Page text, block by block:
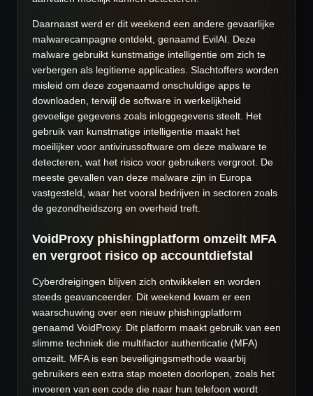
Daarnaast werd er dit weekend een andere gevaarlijke
malwarecampagne ontdekt, genaamd EvilAI. Deze
malware gebruikt kunstmatige intelligentie om zich te
verbergen als legitieme applicaties. Slachtoffers worden
misleid om deze zogenaamd onschuldige apps te
downloaden, terwijl de software in werkelijkheid
gevoelige gegevens zoals inloggegevens steelt. Het
gebruik van kunstmatige intelligentie maakt het
moeilijker voor antivirussoftware om deze malware te
detecteren, wat het risico voor gebruikers vergroot. De
meeste gevallen van deze malware zijn in Europa
vastgesteld, waar het vooral bedrijven in sectoren zoals
de gezondheidszorg en overheid treft.
VoidProxy phishingplatform omzeilt MFA
en vergroot risico op accountdiefstal
Cyberdreigingen blijven zich ontwikkelen en worden
steeds geavanceerder. Dit weekend kwam er een
waarschuwing over een nieuw phishingplatform
genaamd VoidProxy. Dit platform maakt gebruik van een
slimme techniek die multifactor authenticatie (MFA)
omzeilt. MFA is een beveiligingsmethode waarbij
gebruikers een extra stap moeten doorlopen, zoals het
invoeren van een code die naar hun telefoon wordt